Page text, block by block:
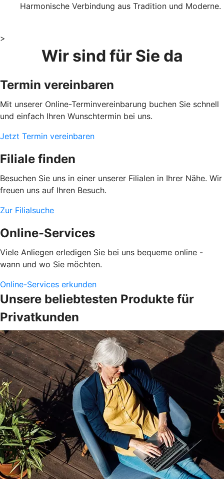
Harmonische Verbindung aus Tradition und Moderne.
>
Wir sind für Sie da
Termin vereinbaren
Mit unserer Online-Terminvereinbarung buchen Sie schnell
und einfach Ihren Wunschtermin bei uns.
Jetzt Termin vereinbaren
Filiale finden
Besuchen Sie uns in einer unserer Filialen in Ihrer Nähe. Wir
freuen uns auf Ihren Besuch.
Zur Filialsuche
Online-Services
Viele Anliegen erledigen Sie bei uns bequeme online -
wann und wo Sie möchten.
Online-Services erkunden
Unsere beliebtesten Produkte für
Privatkunden